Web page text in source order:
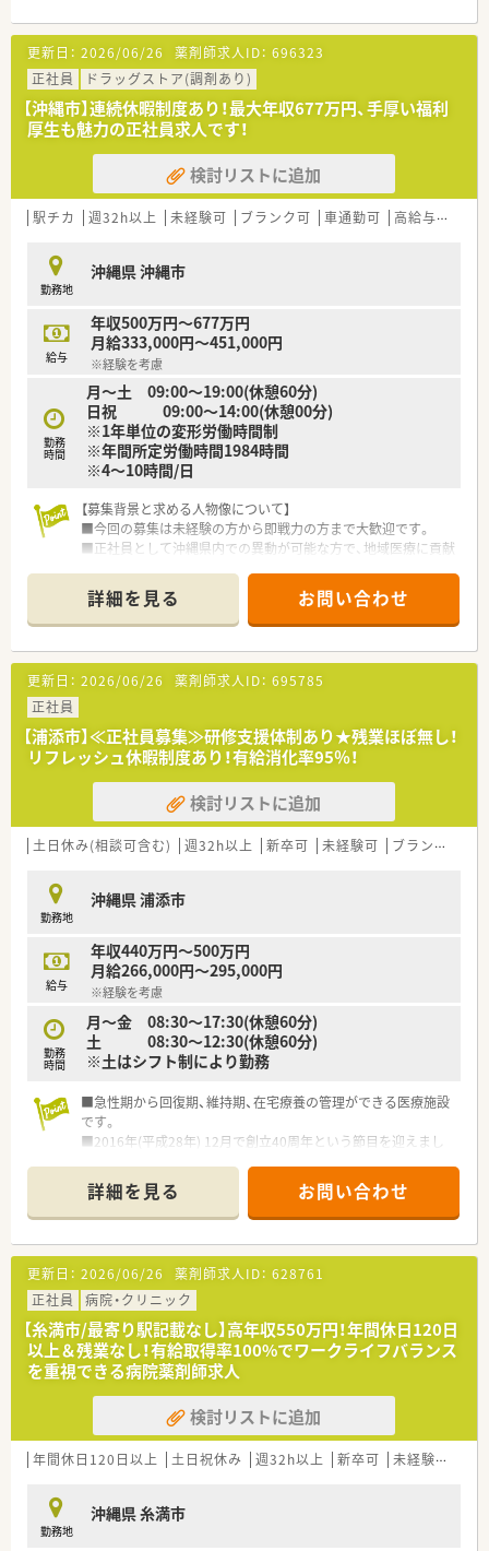
【募集背景と求める人物像について】
■今回の募集は未経験の方から即戦力の方まで大歓迎です。
■正社員として沖縄県内での異動が可能な方で、地域医療に貢献
したいという意欲的な方も大歓迎いたします。
■自宅から30km圏内に限定して勤務するエリア社員という働
き方も選ぶことができ、柔軟な働き方が可能です。
【法人特徴について】
■2018年にドラッグ1号店を開局し積極的な事業展開を進めて
います。
■女性活躍推進法に基づく最高ランクの「えるぼし」三ツ星を取
ているのも特徴です。
【求人情報について】
■正社員の給与モデルは年収500万円から677万円で、ご経験や
スキルを考慮したうえで決定されます。
■賞与は年2回（7月・12月）支給され、業績により業績賞与もござ
います。昇給も年1回ありますので、長期的に安心して働けま
す。
■管理薬剤師に昇格した場合は別途手当が支給されます。もち
安心ください。
更新日： 2026/06/26 薬剤師求人ID： 696323
正社員
ドラッグストア(調剤あり)
【沖縄市】連続休暇制度あり！最大年収677万円、手厚い福利
厚生も魅力の正社員求人です！
検討リストに追加
駅チカ 週32h以上 未経験可 ブランク可 車通勤可 高給与(600万円以上)
勤務地
沖縄県 沖縄市
給与
年収500万円～677万円
月給333,000円～451,000円
※経験を考慮
勤務
時間
月～土 09:00～19:00(休憩60分)
日祝 09:00～14:00(休憩00分)
※1年単位の変形労働時間制
※年間所定労働時間1984時間
※4～10時間/日
【募集背景と求める人物像について】
■今回の募集は未経験の方から即戦力の方まで大歓迎です。
■正社員として沖縄県内での異動が可能な方で、地域医療に貢献
■自宅から30km圏内に限定して勤務するエリア社員という働
き方も選ぶことができ、柔軟な働き方が可能です。
【法人特徴について】
■2018年にドラッグ1号店を開局し積極的な事業展開を進めて
います。
全薬局に導入し調剤過誤防止に努めています。
■女性活躍推進法に基づく最高ランクの「えるぼし」三ツ星を取
得するなど、多様な働き方を推進するダイバーシティ経営を進め
ているのも特徴です。
【求人情報について】
■正社員の給与モデルは年収500万円から677万円で、ご経験や
います。昇給も年1回ありますので、長期的に安心して働けま
■管理薬剤師に昇格した場合は別途手当が支給されます。もち
ろん勤務薬剤師としての活躍のフィールドもございますのでご
安心ください。
詳細を見る お問い合わせ
更新日： 2026/06/26 薬剤師求人ID： 695785
正社員
【浦添市】≪正社員募集≫研修支援体制あり★残業ほぼ無し！
リフレッシュ休暇制度あり！有給消化率95％！
検討リストに追加
土日休み(相談可含む) 週32h以上 新卒可 未経験可 ブランク可
勤務地
沖縄県 浦添市
給与
年収440万円～500万円
月給266,000円～295,000円
※経験を考慮
勤務
時間
月～金 08:30～17:30(休憩60分)
土 08:30～12:30(休憩60分)
※土はシフト制により勤務
■急性期から回復期、維持期、在宅療養の管理ができる医療施設
です。
■2016年(平成28年) 12月で創立40周年という節目を迎えまし
■■福利厚生充実！！・リフレッシュ休暇年２回 ・結婚休暇 ・出
産休暇 ・慶弔休暇 ・結婚祝金 ・台風手当など
詳細を見る お問い合わせ
更新日： 2026/06/26 薬剤師求人ID： 628761
正社員
病院・クリニック
【糸満市/最寄り駅記載なし】高年収550万円！年間休日120日
以上＆残業なし！有給取得率100%でワークライフバランス
を重視できる病院薬剤師求人
検討リストに追加
年間休日120日以上 土日祝休み 週32h以上 新卒可 未経験可
勤務地
沖縄県 糸満市